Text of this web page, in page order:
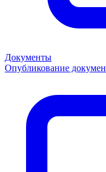
Документы
Опубликование